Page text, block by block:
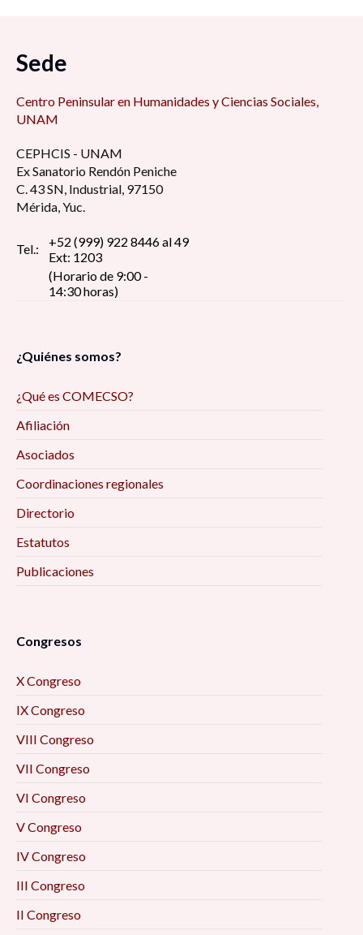
Sede
Centro Peninsular en Humanidades y Ciencias Sociales,
UNAM
CEPHCIS - UNAM
Ex Sanatorio Rendón Peniche
C. 43 SN, Industrial, 97150
Mérida, Yuc.
Tel.:
+52 (999) 922 8446 al 49
Ext: 1203
(Horario de 9:00 -
14:30 horas)
¿Quiénes somos?
¿Qué es COMECSO?
Afiliación
Asociados
Coordinaciones regionales
Directorio
Estatutos
Publicaciones
Congresos
X Congreso
IX Congreso
VIII Congreso
VII Congreso
VI Congreso
V Congreso
IV Congreso
III Congreso
II Congreso